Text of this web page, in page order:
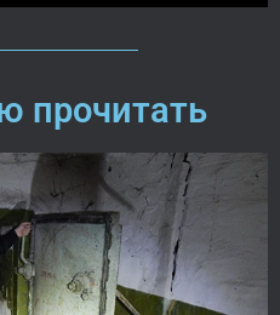
прочитать